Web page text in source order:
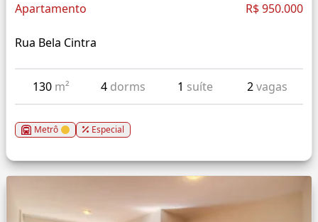
Apartamento R$ 950.000
Rua Bela Cintra
130 m² 4 dorms 1 suíte 2vagas
Metrô Especial